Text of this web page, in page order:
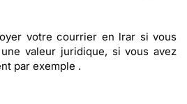
votre courrier en lrar si vous
valeur juridique, si vous avez
par exemple .